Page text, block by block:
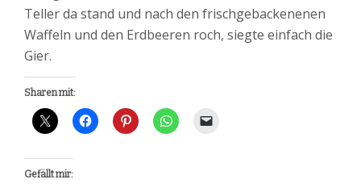
Teller da stand und nach den frischgebackenenen
Waffeln und den Erdbeeren roch, siegte einfach die
Gier.
Sharen mit:
Gefällt mir: